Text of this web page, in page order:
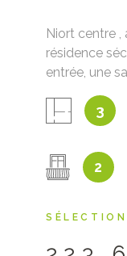
Niort centre
résidence
entrée, une
chambre),
chambre
WC
et d'un
situé au 3?
frais
3
2